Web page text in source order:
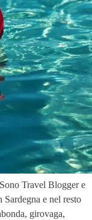
Travel Blogger e
e nel resto
girovaga,